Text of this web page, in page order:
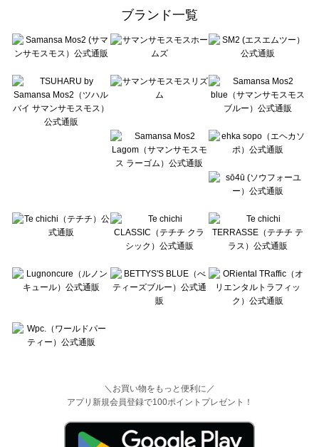
sō4ū（ソウフォーユー）のワンピース一覧
Te chichi（テチチ）のワンピース一覧
Te chichi CLASSIC（テチチ クラシック）のワンピース一覧
Lugnoncure（ルノンキュール）のワンピース一覧
BETTY'S BLUE（べティーズブルー）のワンピース一覧
Wpc.（ワールドパーティー）のワンピース一覧
ブランド一覧
＼お買い物をもっと便利に／
アプリ新規会員登録で100ポイントプレゼント！